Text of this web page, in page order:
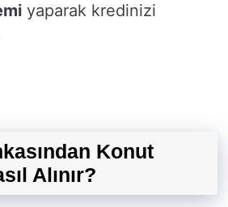
yaparak kredinizi
Konut
Alınır?